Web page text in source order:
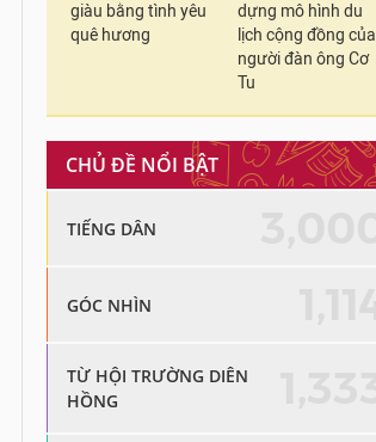
giàu bằng tình yêu
quê hương
dựng mô hình du
lịch cộng đồng của
người đàn ông Cơ
Tu
CHỦ ĐỀ NỔI BẬT
TIẾNG DÂN
GÓC NHÌN
TỪ HỘI TRƯỜNG DIÊN
HỒNG